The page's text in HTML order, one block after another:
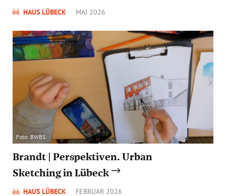
HAUS LÜBECK MAI 2026
Foto: BWBS
Brandt | Perspektiven. Urban
Sketching in Lübeck
HAUS LÜBECK FEBRUAR 2026